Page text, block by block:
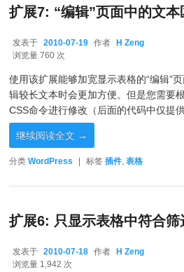
扩展7: “编辑”页面中的文本
发表于 2010-07-19 作者 H Zeng
浏览量 760 次
使用该扩展能够加宽显示表格的“编辑”
辑较长文本时会更加方便。但是您需要
CSS命令进行修改（后面的代码中仅提
继续阅读全文 →
分类 WordPress | 标签 插件,表格
扩展6: 只显示表格中符合筛
发表于 2010-07-18 作者 H Zeng
浏览量 1,942 次